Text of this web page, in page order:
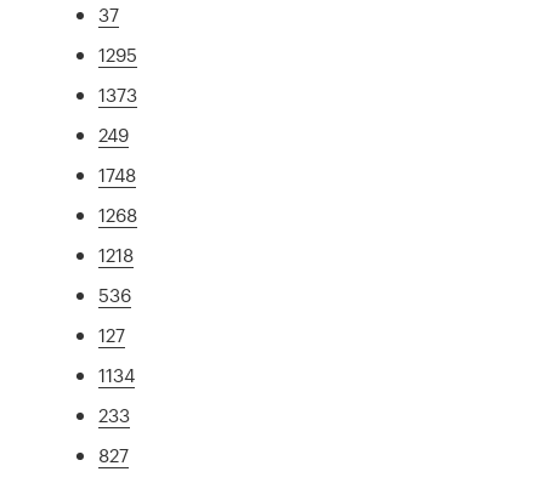
37
1295
1373
249
1748
1268
1218
536
127
1134
233
827